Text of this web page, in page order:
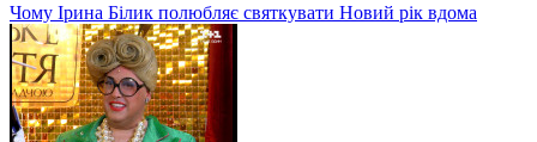
Чому Ірина Білик полюбляє святкувати Новий рік вдома